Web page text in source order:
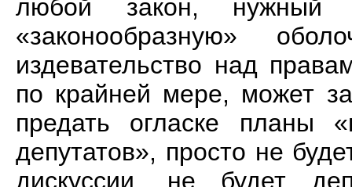
любой закон, нужный
«законообразную»
издевательство над
по крайней мере, может
предать огласке планы
депутатов», просто не
дискуссии, не будет